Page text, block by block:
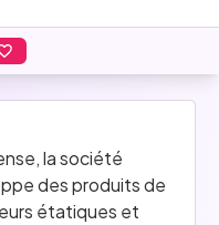
la société
des produits de
étatiques et